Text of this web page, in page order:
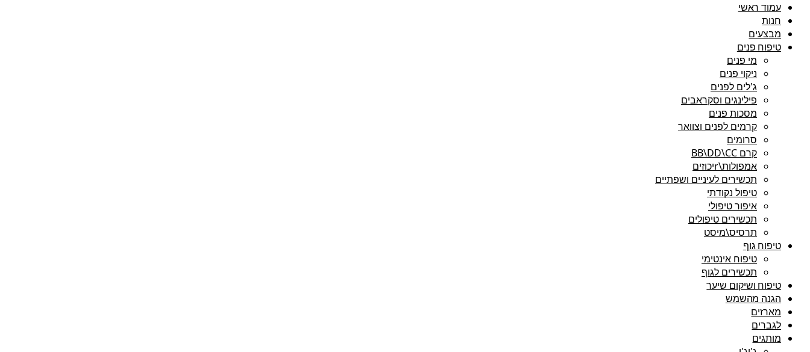
עמוד ראשי
חנות
מבצעים
טיפוח פנים
מי פנים
ניקוי פנים
ג'לים לפנים
פילינגים וסקראבים
מסכות פנים
קרמים לפנים וצוואר
סרומים
קרם BB\DD\CC
אמפולות\rיכוזים
תכשירים לעיניים ושפתיים
טיפול נקודתי
איפור טיפולי
תכשירים טיפולים
תרסיס\מיסט
טיפוח גוף
טיפוח אינטימי
תכשירים לגוף
טיפוח ושיקום שיער
הגנה מהשמש
מארזים
לגברים
מותגים